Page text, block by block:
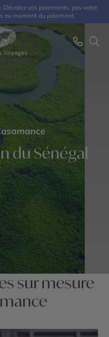
Décalez vos paiements, pas votre
au moment du paiement.
du Sénégal
sur mesure